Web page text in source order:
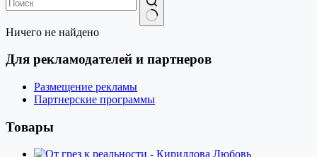
Ничего не найдено
Для рекламодателей и партнеров
Размещение рекламы
Партнерские программы
Товары